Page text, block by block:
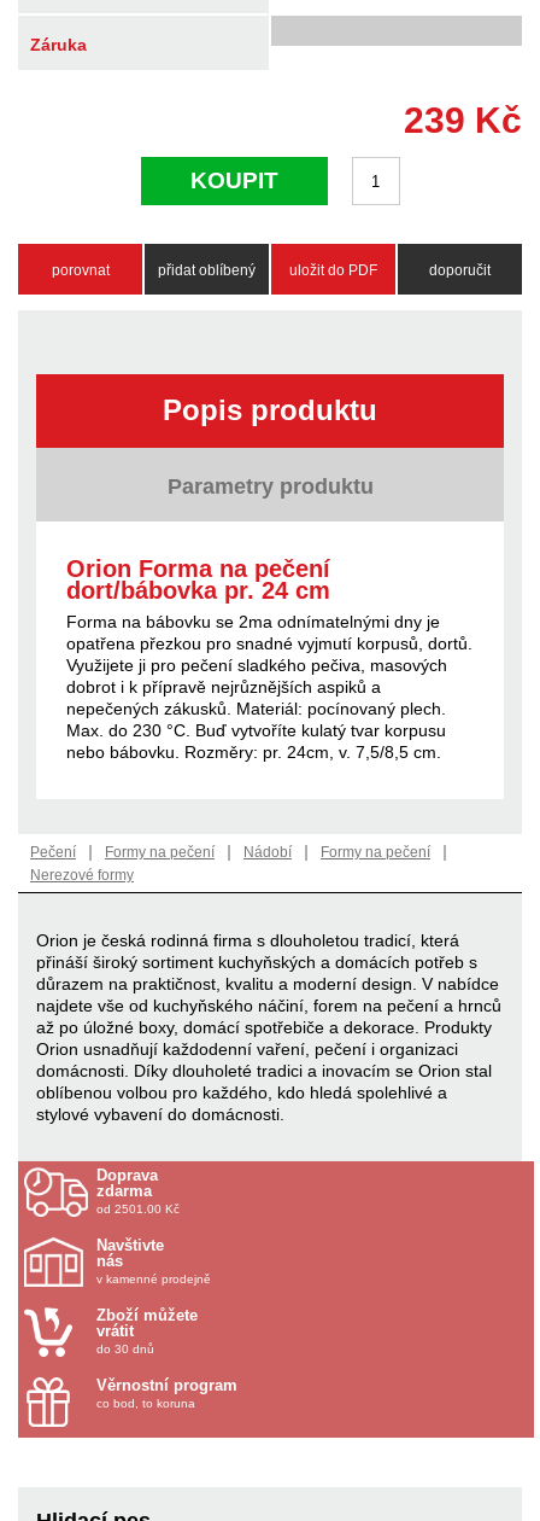
Záruka
239 Kč
KOUPIT
porovnat přidat oblíbený uložit do PDF doporučit
Popis produktu
Parametry produktu
Orion Forma na pečení
dort/bábovka pr. 24 cm
Forma na bábovku se 2ma odnímatelnými dny je
opatřena přezkou pro snadné vyjmutí korpusů, dortů.
Využijete ji pro pečení sladkého pečiva, masových
dobrot i k přípravě nejrůznějších aspiků a
nepečených zákusků. Materiál: pocínovaný plech.
Max. do 230 °C. Buď vytvoříte kulatý tvar korpusu
nebo bábovku. Rozměry: pr. 24cm, v. 7,5/8,5 cm.
Pečení | Formy na pečení | Nádobí | Formy na pečení |
Nerezové formy
Orion je česká rodinná firma s dlouholetou tradicí, která
přináší široký sortiment kuchyňských a domácích potřeb s
důrazem na praktičnost, kvalitu a moderní design. V nabídce
najdete vše od kuchyňského náčiní, forem na pečení a hrnců
až po úložné boxy, domácí spotřebiče a dekorace. Produkty
Orion usnadňují každodenní vaření, pečení i organizaci
domácnosti. Díky dlouholeté tradici a inovacím se Orion stal
oblíbenou volbou pro každého, kdo hledá spolehlivé a
stylové vybavení do domácnosti.
Doprava
zdarma
od 2501.00 Kč
Navštivte
nás
v kamenné prodejně
Zboží můžete
vrátit
do 30 dnů
Věrnostní program
co bod, to koruna